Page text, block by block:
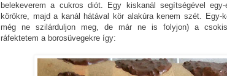
belekeverem a cukros diót. Egy kiskanál segítségével
körökre, majd a kanál hátával kör alakúra kenem szét. Egy-
még ne szilárduljon meg, de már ne is folyjon) a csokis
ráfektetem a borosüvegekre így: